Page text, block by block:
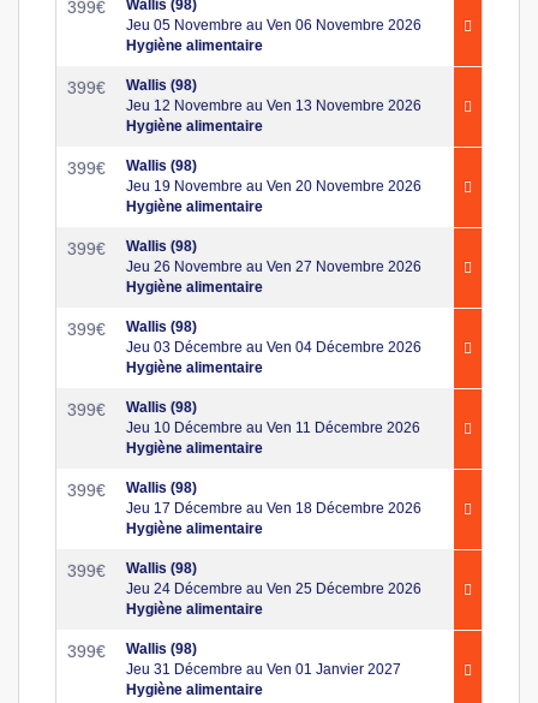
399€
Wallis (98)
Jeu 05 Novembre au Ven 06 Novembre 2026
Hygiène alimentaire
399€
Wallis (98)
Jeu 12 Novembre au Ven 13 Novembre 2026
Hygiène alimentaire
399€
Wallis (98)
Jeu 19 Novembre au Ven 20 Novembre 2026
Hygiène alimentaire
399€
Wallis (98)
Jeu 26 Novembre au Ven 27 Novembre 2026
Hygiène alimentaire
399€
Wallis (98)
Jeu 03 Décembre au Ven 04 Décembre 2026
Hygiène alimentaire
399€
Wallis (98)
Jeu 10 Décembre au Ven 11 Décembre 2026
Hygiène alimentaire
399€
Wallis (98)
Jeu 17 Décembre au Ven 18 Décembre 2026
Hygiène alimentaire
399€
Wallis (98)
Jeu 24 Décembre au Ven 25 Décembre 2026
Hygiène alimentaire
399€
Wallis (98)
Jeu 31 Décembre au Ven 01 Janvier 2027
Hygiène alimentaire